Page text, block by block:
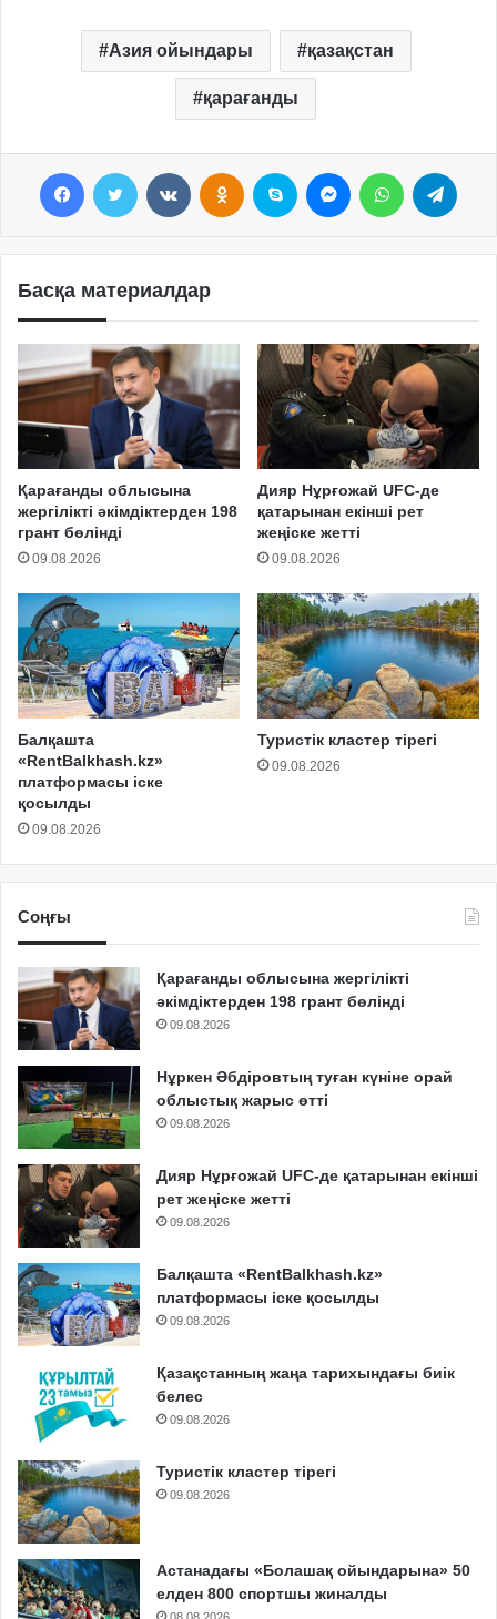
Азия ойындары қазақстан
қарағанды
Басқа материалдар
Қарағанды облысына
жергілікті әкімдіктерден 198
грант бөлінді
09.08.2026
Дияр Нұрғожай UFC-де
қатарынан екінші рет
жеңіске жетті
09.08.2026
Балқашта
«RentBalkhash.kz»
платформасы іске
қосылды
09.08.2026
Туристік кластер тірегі
09.08.2026
Соңғы
Қарағанды облысына жергілікті
әкімдіктерден 198 грант бөлінді
09.08.2026
Нұркен Әбдіровтың туған күніне орай
облыстық жарыс өтті
09.08.2026
Дияр Нұрғожай UFC-де қатарынан екінші
рет жеңіске жетті
09.08.2026
Балқашта «RentBalkhash.kz»
платформасы іске қосылды
09.08.2026
Қазақстанның жаңа тарихындағы биік
белес
09.08.2026
Туристік кластер тірегі
09.08.2026
Астанадағы «Болашақ ойындарына» 50
елден 800 спортшы жиналды